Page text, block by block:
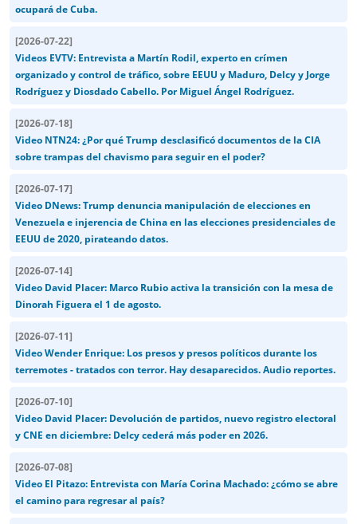
ocupará de Cuba.
[2026-07-22]
Videos EVTV: Entrevista a Martín Rodil, experto en crímen
organizado y control de tráfico, sobre EEUU y Maduro, Delcy y Jorge
Rodríguez y Diosdado Cabello. Por Miguel Ángel Rodríguez.
[2026-07-18]
Video NTN24: ¿Por qué Trump desclasificó documentos de la CIA
sobre trampas del chavismo para seguir en el poder?
[2026-07-17]
Video DNews: Trump denuncia manipulación de elecciones en
Venezuela e injerencia de China en las elecciones presidenciales de
EEUU de 2020, pirateando datos.
[2026-07-14]
Video David Placer: Marco Rubio activa la transición con la mesa de
Dinorah Figuera el 1 de agosto.
[2026-07-11]
Video Wender Enrique: Los presos y presos políticos durante los
terremotes - tratados con terror. Hay desaparecidos. Audio reportes.
[2026-07-10]
Video David Placer: Devolución de partidos, nuevo registro electoral
y CNE en diciembre: Delcy cederá más poder en 2026.
[2026-07-08]
Video El Pitazo: Entrevista con María Corina Machado: ¿cómo se abre
el camino para regresar al país?